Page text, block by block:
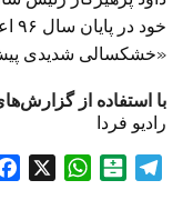
«خشکسالی شدیدی
با استفاده از
رادیو فردا
W